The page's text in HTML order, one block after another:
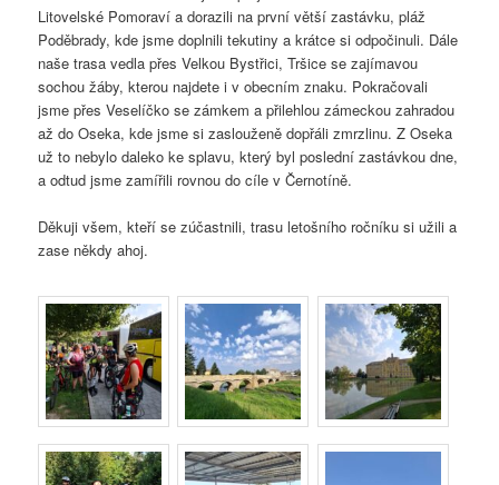
Litovelské Pomoraví a dorazili na první větší zastávku, pláž
Poděbrady, kde jsme doplnili tekutiny a krátce si odpočinuli. Dále
naše trasa vedla přes Velkou Bystřici, Tršice se zajímavou
sochou žáby, kterou najdete i v obecním znaku. Pokračovali
jsme přes Veselíčko se zámkem a přilehlou zámeckou zahradou
až do Oseka, kde jsme si zaslouženě dopřáli zmrzlinu. Z Oseka
už to nebylo daleko ke splavu, který byl poslední zastávkou dne,
a odtud jsme zamířili rovnou do cíle v Černotíně.
Děkuji všem, kteří se zúčastnili, trasu letošního ročníku si užili a
zase někdy ahoj.